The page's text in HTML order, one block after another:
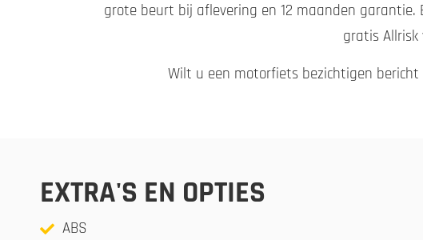
grote beurt bij aflevering en 12 maanden garantie.
gratis Allrisk
Wilt u een motorfiets bezichtigen
EXTRA'S EN OPTIES
ABS